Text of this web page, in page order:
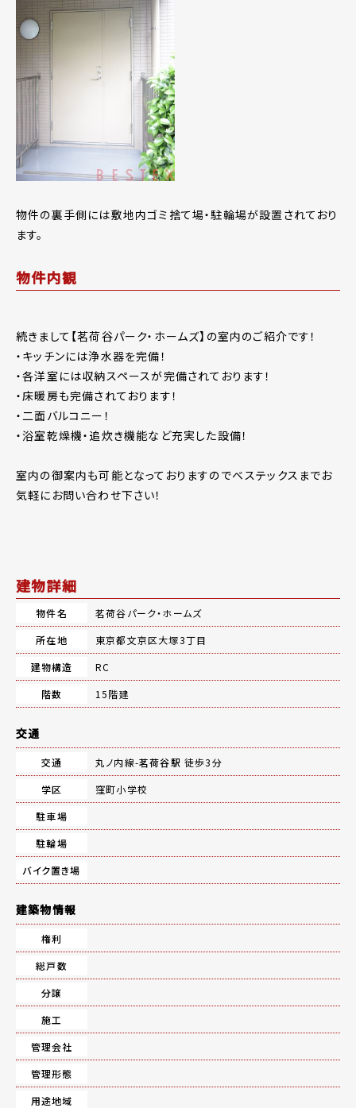
物件の裏手側には敷地内ゴミ捨て場・駐輪場が設置されており
ます。
物件内観
続きまして【茗荷谷パーク・ホームズ】の室内のご紹介です！
・キッチンには浄水器を完備！
・各洋室には収納スペースが完備されております！
・床暖房も完備されております！
・二面バルコニー！
・浴室乾燥機・追炊き機能など充実した設備！
室内の御案内も可能となっておりますのでベステックスまでお
気軽にお問い合わせ下さい！
建物詳細
物件名
茗荷谷パーク・ホームズ
所在地
東京都文京区大塚3丁目
建物構造
RC
階数
15階建
交通
交通 丸ノ内線-茗荷谷駅 徒歩3分
学区
窪町小学校
駐車場
駐輪場
バイク置き場
建築物情報
権利
総戸数
分譲
施工
管理会社
管理形態
用途地域